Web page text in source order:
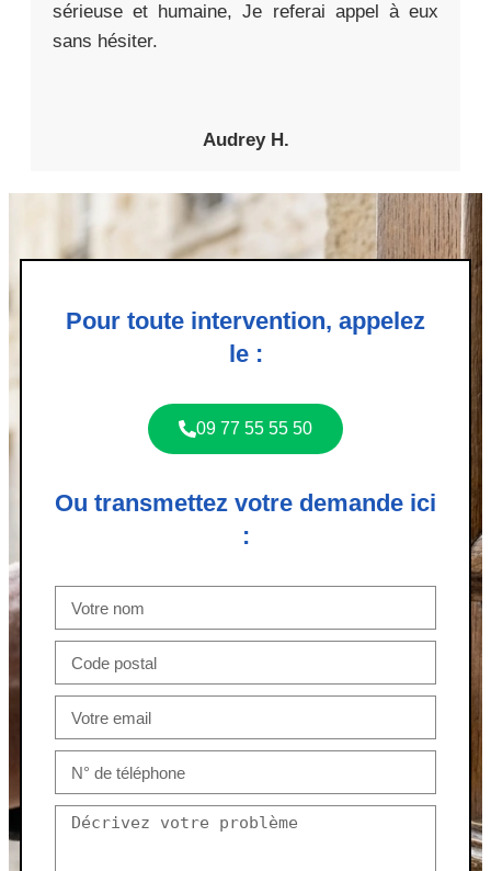
sérieuse et humaine, Je referai appel à eux
sans hésiter.
Audrey H.
Pour toute intervention, appelez
le :
09 77 55 55 50
Ou transmettez votre demande ici
: